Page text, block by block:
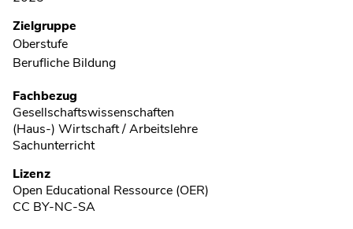
Zielgruppe
Oberstufe
Berufliche Bildung
Fachbezug
Gesellschaftswissenschaften
(Haus-) Wirtschaft / Arbeitslehre
Sachunterricht
Lizenz
Open Educational Ressource (OER)
CC BY-NC-SA